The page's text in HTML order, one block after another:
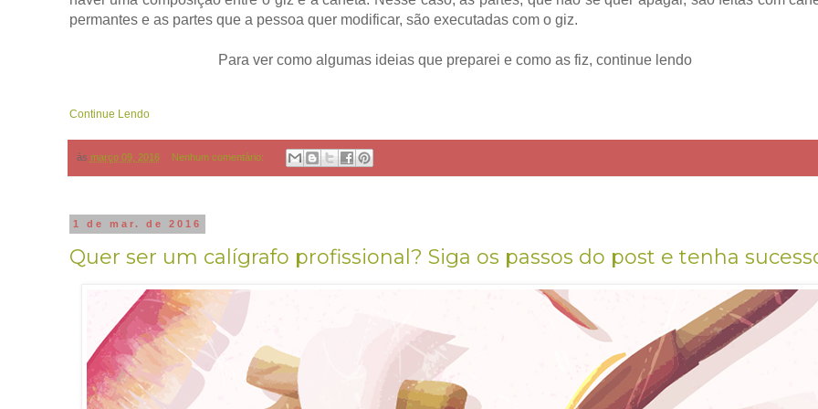
permantes e as partes que a pessoa quer modificar, são executadas com o giz.
Para ver como algumas ideias que preparei e como as fiz, continue lendo
Continue Lendo
às março 09, 2016 Nenhum comentário:
1 de mar. de 2016
Quer ser um calígrafo profissional? Siga os passos do post e tenha